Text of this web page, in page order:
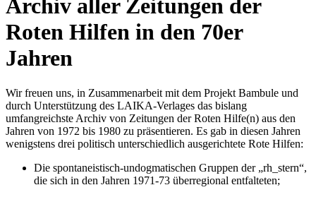
Archiv aller Zeitungen der
Roten Hilfen in den 70er
Jahren
Wir freuen uns, in Zusammenarbeit mit dem Projekt Bambule und
durch Unterstützung des LAIKA-Verlages das bislang
umfangreichste Archiv von Zeitungen der Roten Hilfe(n) aus den
Jahren von 1972 bis 1980 zu präsentieren. Es gab in diesen Jahren
wenigstens drei politisch unterschiedlich ausgerichtete Rote Hilfen:
Die spontaneistisch-undogmatischen Gruppen der „rh_stern“,
die sich in den Jahren 1971-73 überregional entfalteten;